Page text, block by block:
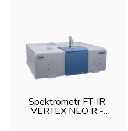
analiza próbek ciekłych i
analizator gazów
MGA
gazy cieplarniane
Raman
spektrometr
Spektrometr FT-IR
VERTEX NEO R -